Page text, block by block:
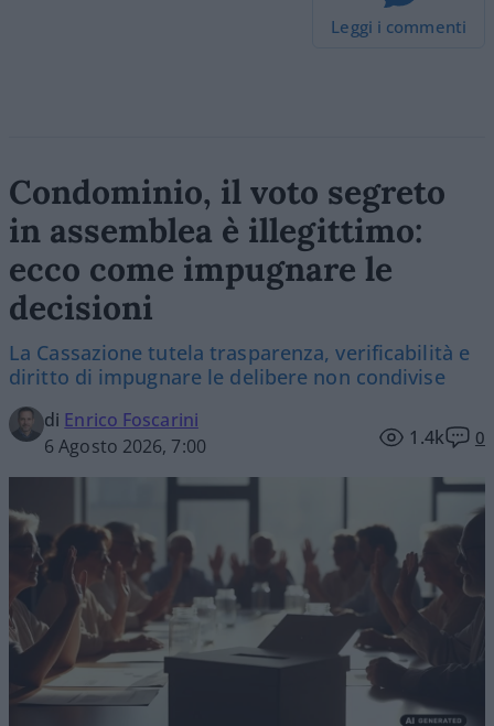
Leggi i commenti
Condominio, il voto segreto
in assemblea è illegittimo:
ecco come impugnare le
decisioni
La Cassazione tutela trasparenza, verificabilità e
diritto di impugnare le delibere non condivise
di Enrico Foscarini
6 Agosto 2026, 7:00
1.4k 0